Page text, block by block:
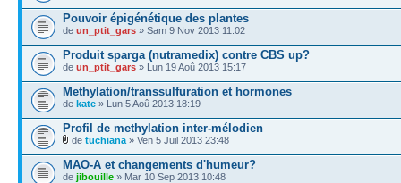
Pouvoir épigénétique des plantes
de un_ptit_gars » Sam 9 Nov 2013 11:02
Produit sparga (nutramedix) contre CBS up?
de un_ptit_gars » Lun 19 Aoû 2013 15:17
Methylation/transsulfuration et hormones
de kate » Lun 5 Aoû 2013 18:19
Profil de methylation inter-mélodien
de tuchiana » Ven 5 Juil 2013 23:48
MAO-A et changements d'humeur?
de jibouille » Mar 10 Sep 2013 10:48